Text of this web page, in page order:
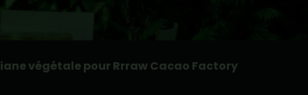
végétale pour Rrraw Cacao Factory